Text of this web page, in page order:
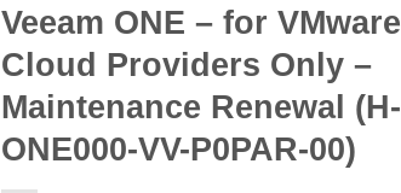
Veeam ONE – for VMware
Cloud Providers Only –
Maintenance Renewal (H-
ONE000-VV-P0PAR-00)